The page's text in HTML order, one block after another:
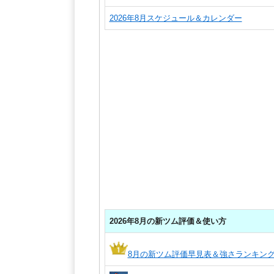
2026年8月スケジュール＆カレンダー
2026年8月の新ツム評価＆使い方
8月の新ツム評価早見表＆強さランキン